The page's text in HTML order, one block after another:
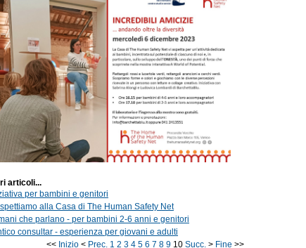
articoli...
per bambini e genitori
alla Casa di The Human Safety Net
che parlano - per bambini 2-6 anni e genitori
consultar - esperienza per giovani e adulti
<< Inizio < Prec. 1 2 3 4 5 6 7 8 9 10 Succ. > Fine >>